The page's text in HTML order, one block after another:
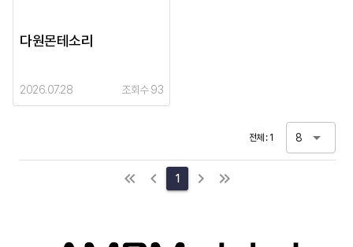
다원몬테소리
2026.07.28 조회수 93
전체 : 1 8
1